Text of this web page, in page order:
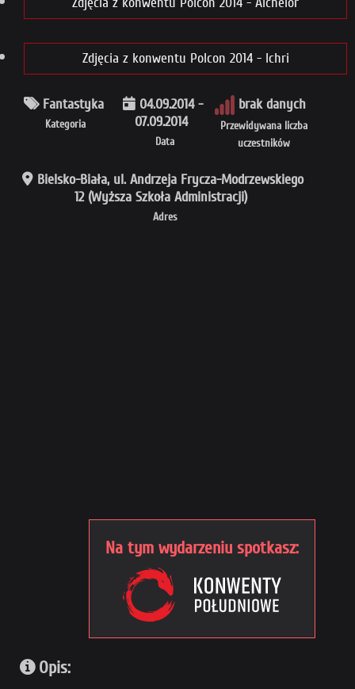
Zdjęcia z konwentu Polcon 2014 - Ichri
Kategoria
Fantastyka
Data
04.09.2014 -
07.09.2014
Przewidywana liczba
uczestników
brak danych
Adres
Bielsko-Biała, ul. Andrzeja Frycza-Modrzewskiego
12 (Wyższa Szkoła Administracji)
Na tym wydarzeniu spotkasz:
Opis: